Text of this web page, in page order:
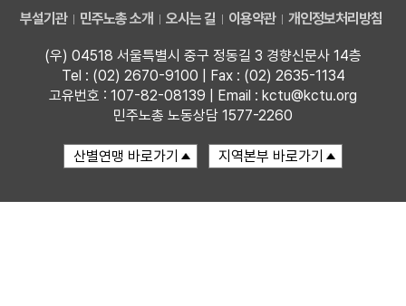
부설기관 민주노총 소개 오시는 길 이용약관 개인정보처리방침
(우) 04518 서울특별시 중구 정동길 3 경향신문사 14층
Tel : (02) 2670-9100 | Fax : (02) 2635-1134
고유번호 : 107-82-08139 | Email : kctu@kctu.org
민주노총 노동상담 1577-2260